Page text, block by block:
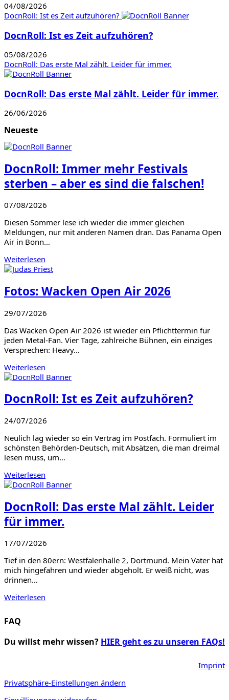
04/08/2026
DocnRoll: Ist es Zeit aufzuhören?
DocnRoll: Ist es Zeit aufzuhören?
05/08/2026
DocnRoll: Das erste Mal zählt. Leider für immer.
DocnRoll: Das erste Mal zählt. Leider für immer.
26/06/2026
Neueste
DocnRoll: Immer mehr Festivals
sterben – aber es sind die falschen!
07/08/2026
Diesen Sommer lese ich wieder die immer gleichen
Meldungen, nur mit anderen Namen dran. Das Panama Open
Air in Bonn…
Weiterlesen
Fotos: Wacken Open Air 2026
29/07/2026
Das Wacken Open Air 2026 ist wieder ein Pflichttermin für
jeden Metal-Fan. Vier Tage, zahlreiche Bühnen, ein einziges
Versprechen: Heavy…
Weiterlesen
DocnRoll: Ist es Zeit aufzuhören?
24/07/2026
Neulich lag wieder so ein Vertrag im Postfach. Formuliert im
schönsten Behörden-Deutsch, mit Absätzen, die man dreimal
lesen muss, um…
Weiterlesen
DocnRoll: Das erste Mal zählt. Leider
für immer.
17/07/2026
Tief in den 80ern: Westfalenhalle 2, Dortmund. Mein Vater hat
mich hingefahren und wieder abgeholt. Er weiß nicht, was
drinnen…
Weiterlesen
FAQ
Du willst mehr wissen? HIER geht es zu unseren FAQs!
Imprint
Privatsphäre-Einstellungen ändern